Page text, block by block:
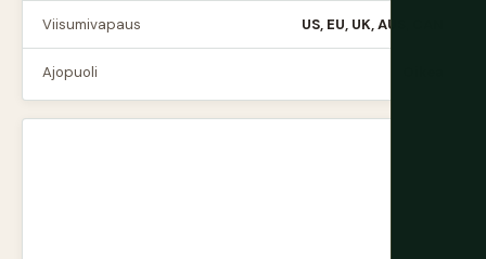
Viisumivapaus US, EU, UK, AUS, CAN
Ajopuoli